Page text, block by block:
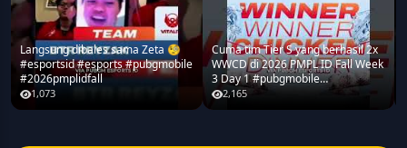
Langsung dibales sama Zeta 🧐
#esportsid #esports #pubgmobile
#2026pmplidfall
1,073
Cuma tim Tier S yang berhasil 2x
WWCD di 2026 PMPL ID Fall Week
3 Day 1 #pubgmobile
#2026pmplidfall
2,165